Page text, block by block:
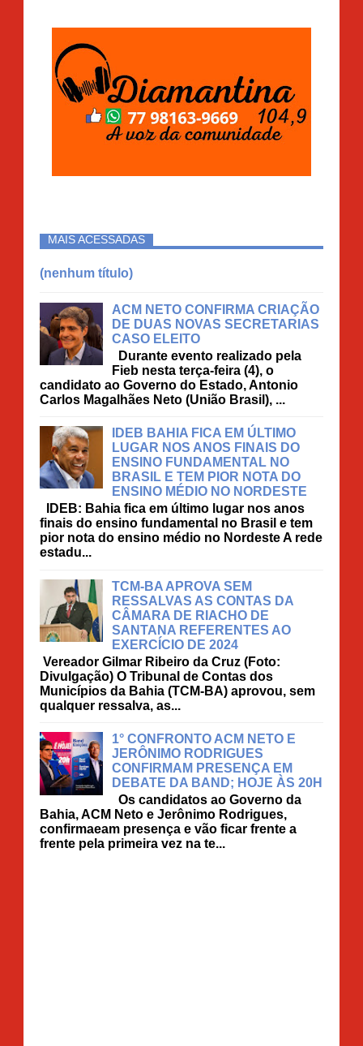
MAIS ACESSADAS
(nenhum título)
ACM NETO CONFIRMA CRIAÇÃO
DE DUAS NOVAS SECRETARIAS
CASO ELEITO
Durante evento realizado pela
Fieb nesta terça-feira (4), o
candidato ao Governo do Estado, Antonio
Carlos Magalhães Neto (União Brasil), ...
IDEB BAHIA FICA EM ÚLTIMO
LUGAR NOS ANOS FINAIS DO
ENSINO FUNDAMENTAL NO
BRASIL E TEM PIOR NOTA DO
ENSINO MÉDIO NO NORDESTE
IDEB: Bahia fica em último lugar nos anos
finais do ensino fundamental no Brasil e tem
pior nota do ensino médio no Nordeste A rede
estadu...
TCM-BA APROVA SEM
RESSALVAS AS CONTAS DA
CÂMARA DE RIACHO DE
SANTANA REFERENTES AO
EXERCÍCIO DE 2024
Vereador Gilmar Ribeiro da Cruz (Foto:
Divulgação) O Tribunal de Contas dos
Municípios da Bahia (TCM-BA) aprovou, sem
qualquer ressalva, as...
1° CONFRONTO ACM NETO E
JERÔNIMO RODRIGUES
CONFIRMAM PRESENÇA EM
DEBATE DA BAND; HOJE ÀS 20H
Os candidatos ao Governo da
Bahia, ACM Neto e Jerônimo Rodrigues,
confirmaeam presença e vão ficar frente a
frente pela primeira vez na te...